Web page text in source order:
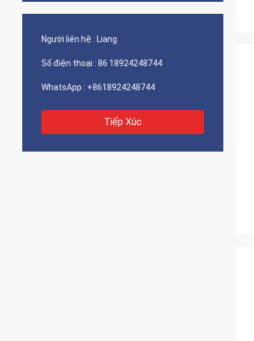
Người liên hệ : Liang
Số điện thoại : 86 18924248744
WhatsApp : +8618924248744
Tiếp Xúc